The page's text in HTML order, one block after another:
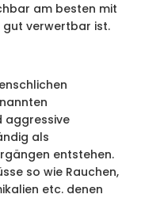
am besten mit
gut verwertbar ist.
aggressive
als
entstehen.
so wie Rauchen,
etc. denen